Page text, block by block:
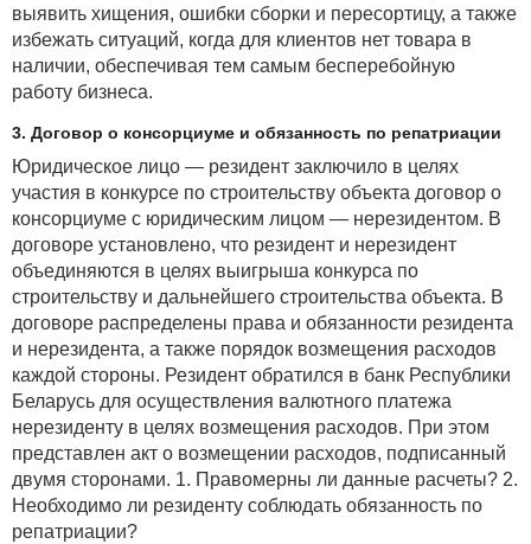
выявить хищения, ошибки сборки и пересортицу, а также
избежать ситуаций, когда для клиентов нет товара в
наличии, обеспечивая тем самым бесперебойную
работу бизнеса.
3. Договор о консорциуме и обязанность по репатриации
Юридическое лицо — резидент заключило в целях
участия в конкурсе по строительству объекта договор о
консорциуме с юридическим лицом — нерезидентом. В
договоре установлено, что резидент и нерезидент
объединяются в целях выигрыша конкурса по
строительству и дальнейшего строительства объекта. В
договоре распределены права и обязанности резидента
и нерезидента, а также порядок возмещения расходов
каждой стороны. Резидент обратился в банк Республики
Беларусь для осуществления валютного платежа
нерезиденту в целях возмещения расходов. При этом
представлен акт о возмещении расходов, подписанный
двумя сторонами. 1. Правомерны ли данные расчеты? 2.
Необходимо ли резиденту соблюдать обязанность по
репатриации?